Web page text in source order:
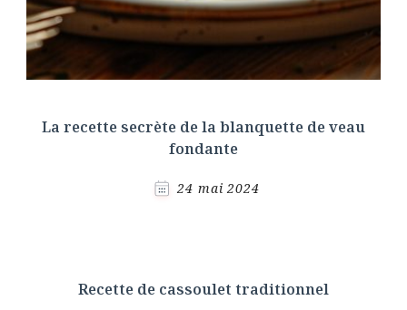
La recette secrète de la blanquette de veau
fondante
24 mai 2024
Recette de cassoulet traditionnel